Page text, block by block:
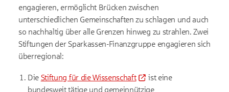
engagieren, ermöglicht Brücken zwischen
unterschiedlichen Gemeinschaften zu schlagen und auch
so nachhaltig über alle Grenzen hinweg zu strahlen. Zwei
Stiftungen der Sparkassen-Finanzgruppe engagieren sich
überregional:
Die Stiftung für die Wissenschaft
ist eine
bundesweit tätige und gemeinnützige